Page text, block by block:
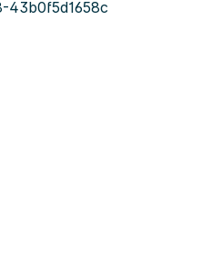
43b0f5d1658c